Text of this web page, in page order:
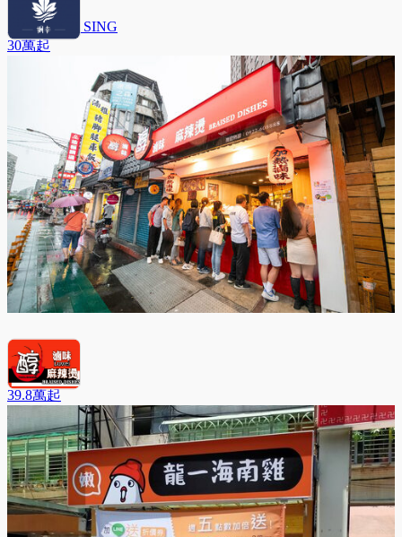
楓幸 FONG SING
30萬起
醇滷味
39.8萬起